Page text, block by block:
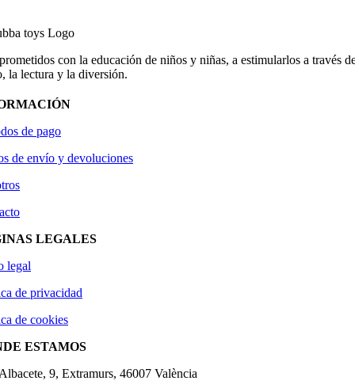
con la educación de niños y niñas, a estimularlos a través
la lectura y la diversión.
de pago
de envío y devoluciones
LEGALES
legal
de privacidad
de cookies
ESTAMOS
9, Extramurs, 46007 València